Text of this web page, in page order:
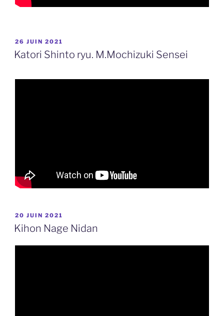
PUBLIÉ
LE
26 JUIN 2021
Katori Shinto ryu. M.Mochizuki Sensei
PUBLIÉ
LE
20 JUIN 2021
Kihon Nage Nidan